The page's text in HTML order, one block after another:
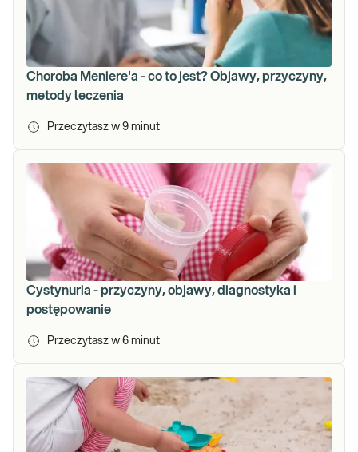
Choroba Meniere'a - co to jest? Objawy, przyczyny,
metody leczenia
Przeczytasz w 9 minut
Cystynuria - przyczyny, objawy, diagnostyka i
postępowanie
Przeczytasz w 6 minut